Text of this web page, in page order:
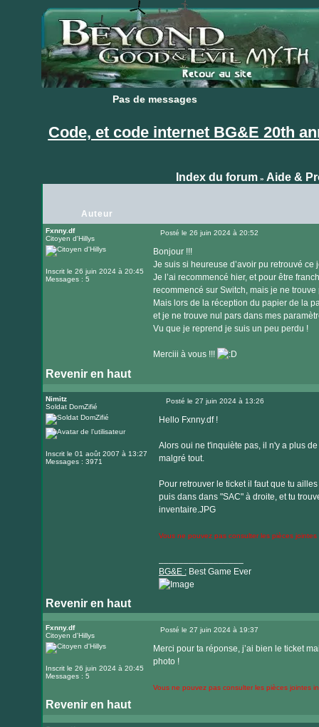
Pas de messages
Pas de messages
Code, et code internet BG&E 20th
Index du forum» Aide &
Auteur
Fxnny.df
Citoyen d'Hillys
Inscrit le 26 juin 2024 à 20:45
Messages : 5
Posté le 26 juin 2024 à 20:52
Bonjour !!!
Je suis si heureuse d’avoir pu retrouvé ce
Je l’ai recommencé hier, et pour être
recommencé sur Switch, mais je ne
Mais lors de la réception du papier de la
et je ne trouve nul pars dans mes
Vu que je reprend je suis un peu perdu !
Merciii à vous !!!
Revenir en haut
Nimitz
Soldat DomZifié
Inscrit le 01 août 2007 à 13:27
Messages : 3971
Posté le 27 juin 2024 à 13:26
Hello Fxnny.df !
Alors oui ne t'inquiète pas, il n'y a plus
malgré tout.
Pour retrouver le ticket il faut que tu
puis dans dans "SAC" à droite, et tu
inventaire.JPG
Vous ne pouvez pas consulter les pièces
BG&E :Best Game Ever
Revenir en haut
Visiter
le
internet
Fxnny.df
Citoyen d'Hillys
Inscrit le 26 juin 2024 à 20:45
Messages : 5
Posté le 27 juin 2024 à 19:37
Merci pour ta réponse, j’ai bien le ticket
photo !
Vous ne pouvez pas consulter les pièces jointes
Revenir en haut